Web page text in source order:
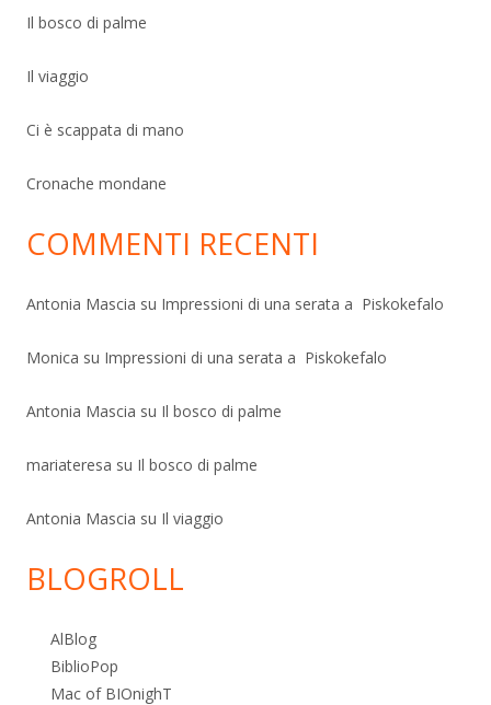
Il bosco di palme
Il viaggio
Ci è scappata di mano
Cronache mondane
COMMENTI RECENTI
Antonia Mascia su Impressioni di una serata a Piskokefalo
Monica su Impressioni di una serata a Piskokefalo
Antonia Mascia su Il bosco di palme
mariateresa su Il bosco di palme
Antonia Mascia su Il viaggio
BLOGROLL
AlBlog
BiblioPop
Mac of BIOnighT